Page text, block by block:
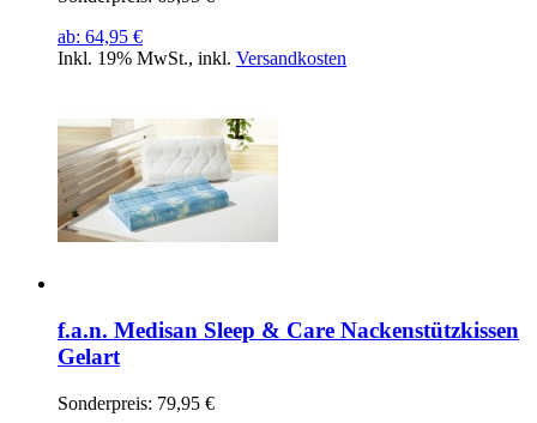
ab: 64,95 €
Inkl. 19% MwSt., inkl. Versandkosten
f.a.n. Medisan Sleep & Care Nackenstützkissen
Gelart
Sonderpreis: 79,95 €